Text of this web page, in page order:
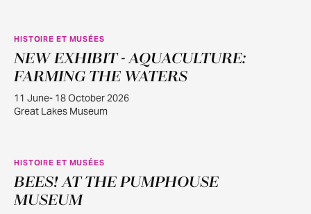
JUIN
11
HISTOIRE ET MUSÉES
NEW EXHIBIT - AQUACULTURE:
FARMING THE WATERS
11 June- 18 October 2026
Great Lakes Museum
JUIN
22
HISTOIRE ET MUSÉES
BEES! AT THE PUMPHOUSE
MUSEUM